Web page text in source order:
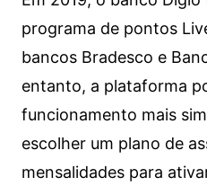
programa de pontos
bancos Bradesco e
entanto, a plataforma
funcionamento mais
escolher um plano de
mensalidades para